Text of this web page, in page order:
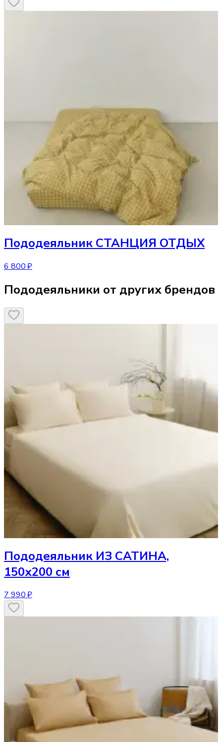
Пододеяльник СТАНЦИЯ ОТДЫХ
6 800 ₽
Пододеяльники от других брендов
Пододеяльник ИЗ САТИНА,
150х200 см
7 990 ₽